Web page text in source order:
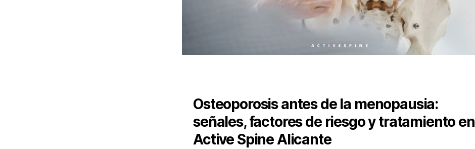
Osteoporosis antes de la menopausia:
señales, factores de riesgo y tratamiento en
Active Spine Alicante